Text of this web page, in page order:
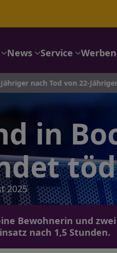
News Service Werben
von 22-Jähriger in Siegen in
in
2025
Bewohnerin und
nach 1,5 Stunden.